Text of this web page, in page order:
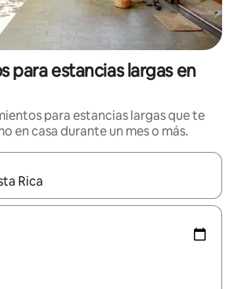
para estancias largas en
para estancias largas que te
en casa durante un mes o más.
estén disponibles, podrás navegar